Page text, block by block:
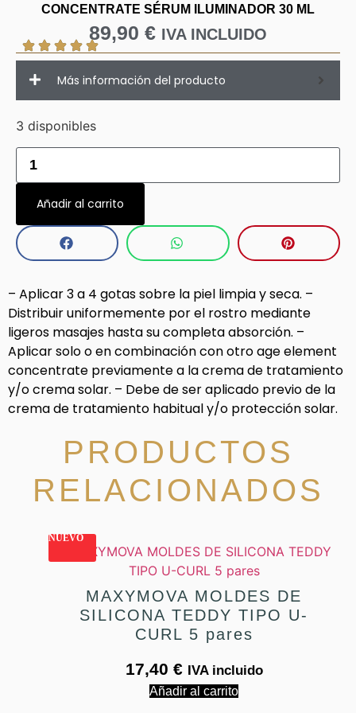
CONCENTRATE SÉRUM ILUMINADOR 30 ML
89,90 € IVA INCLUIDO
Más información del producto
3 disponibles
Añadir al carrito
– Aplicar 3 a 4 gotas sobre la piel limpia y seca. –
Distribuir uniformemente por el rostro mediante
ligeros masajes hasta su completa absorción. –
Aplicar solo o en combinación con otro age element
concentrate previamente a la crema de tratamiento
y/o crema solar. – Debe de ser aplicado previo de la
crema de tratamiento habitual y/o protección solar.
PRODUCTOS
RELACIONADOS
NUEVO
MAXYMOVA MOLDES DE
SILICONA TEDDY TIPO U-
CURL 5 pares
17,40 € IVA incluido
Añadir al carrito